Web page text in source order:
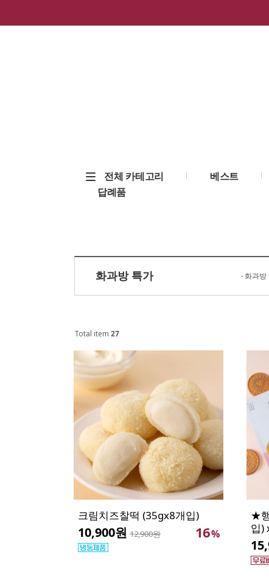
전체 카테고리 베스트
답례품
화과방 특가 ·화과방
Total item 27
크림치즈찰떡 (35gx8개입)
10,900원 12,900원 16%
★
입)